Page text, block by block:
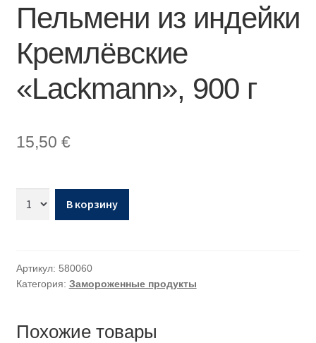
Пельмени из индейки
Кремлёвские
«Lackmann», 900 г
15,50 €
В корзину
Артикул: 580060
Категория: Замороженные продукты
Похожие товары